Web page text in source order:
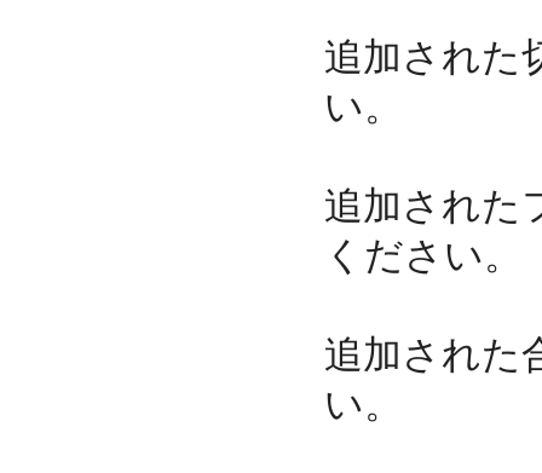
追加された
い。
追加された
ください。
追加された
い。